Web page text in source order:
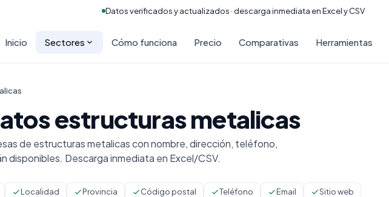
Datos verificados y actualizados · descarga inmediata en Excel y CSV
Inicio Sectores Cómo funciona Precio Comparativas Herramientas
estructuras metalicas
de estructuras metalicas con nombre, dirección, teléfono,
disponibles. Descarga inmediata en Excel/CSV.
Localidad Provincia Código postal Teléfono Email Sitio web